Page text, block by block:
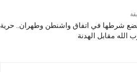
شرطها في اتفاق واشنطن وطهران.. حرية
مقابل الهدنة